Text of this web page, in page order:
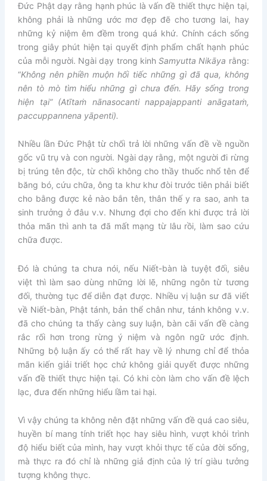
Đức Phật dạy rằng hạnh phúc là vấn đề thiết thực hiện tại,
không phải là những ước mơ đẹp đẽ cho tương lai, hay
những kỷ niệm êm đềm trong quá khứ. Chính cách sống
trong giây phút hiện tại quyết định phẩm chất hạnh phúc
của mỗi người. Ngài dạy trong kinhSamyutta Nikāya rằng:
“Không nên phiền muộn hối tiếc những gì đã qua, không
nên tò mò tìm hiểu những gì chưa đến. Hãy sống trong
hiện tại” (Atītaṁ nānasocanti nappajappanti anāgataṁ,
paccuppannena yāpenti).
Nhiều lần Đức Phật từ chối trả lời những vấn đề về nguồn
gốc vũ trụ và con người. Ngài dạy rằng, một người đi rừng
bị trúng tên độc, từ chối không cho thầy thuốc nhổ tên để
băng bó, cứu chữa, ông ta khư khư đòi trước tiên phải biết
cho bằng được kẻ nào bắn tên, thân thế y ra sao, anh ta
sinh trưởng ở đâu v.v. Nhưng đợi cho đến khi được trả lời
thỏa mãn thì anh ta đã mất mạng từ lâu rồi, làm sao cứu
chữa được.
Đó là chúng ta chưa nói, nếu Niết-bàn là tuyệt đối, siêu
việt thì làm sao dùng những lời lẽ, những ngôn từ tương
đối, thường tục để diễn đạt được. Nhiều vị luận sư đã viết
về Niết-bàn, Phật tánh, bản thể chân như, tánh không v.v.
đã cho chúng ta thấy càng suy luận, bàn cãi vấn đề càng
rắc rối hơn trong rừng ý niệm và ngôn ngữ ước định.
Những bộ luận ấy có thể rất hay về lý nhưng chỉ để thỏa
mãn kiến giải triết học chứ không giải quyết được những
vấn đề thiết thực hiện tại. Có khi còn làm cho vấn đề lệch
lạc, đưa đến những hiểu lầm tai hại.
Vì vậy chúng ta không nên đặt những vấn đề quá cao siêu,
huyền bí mang tính triết học hay siêu hình, vượt khỏi trình
độ hiểu biết của mình, hay vượt khỏi thực tế của đời sống,
mà thực ra đó chỉ là những giả định của lý trí giàu tưởng
tượng không thực.